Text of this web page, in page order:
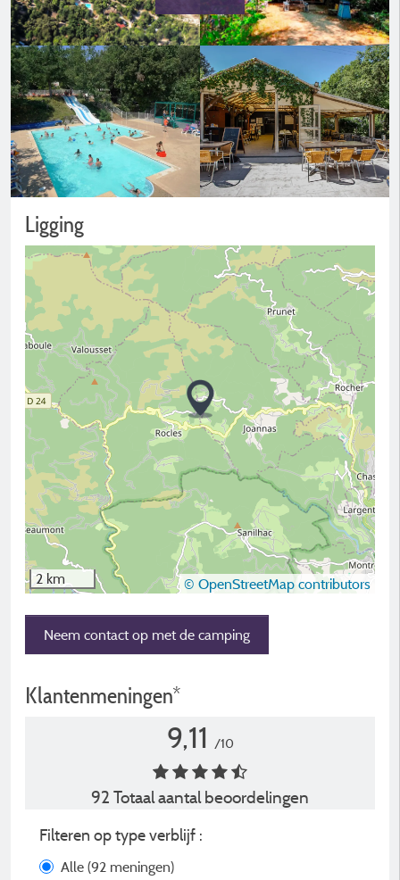
Ligging
2 km © OpenStreetMap contributors
Neem contact op met de camping
Klantenmeningen*
9,11 /10
92 Totaal aantal beoordelingen
Filteren op type verblijf :
Alle (92 meningen)